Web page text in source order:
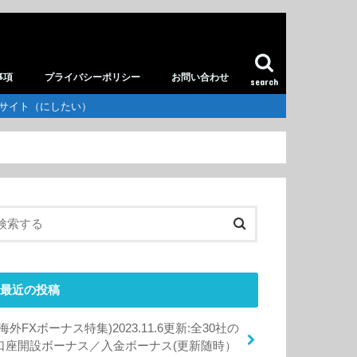
search
項 プライバシーポリシー お問い合わせ
イト（にしたい）
最近の投稿
外FXボーナス特集)2023.11.6更新:全30社の
座開設ボーナス／入金ボーナス(更新随時）